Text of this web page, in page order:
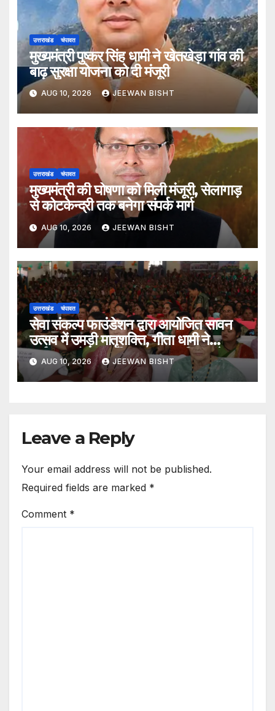
उत्तराखंड चंपावत
मुख्यमंत्री पुष्कर सिंह धामी ने खेतखेड़ा गांव की
बाढ़ सुरक्षा योजना को दी मंजूरी
AUG 10, 2026 JEEWAN BISHT
उत्तराखंड चंपावत
मुख्यमंत्री की घोषणा को मिली मंजूरी, सेलागाड़
से कोटकेन्द्री तक बनेगा संपर्क मार्ग
AUG 10, 2026 JEEWAN BISHT
उत्तराखंड चंपावत
सेवा संकल्प फाउंडेशन द्वारा आयोजित सावन
उत्सव में उमड़ी मातृशक्ति, गीता धामी ने
पर्यावरण और संस्कृति संरक्षण का दिया संदेश
AUG 10, 2026 JEEWAN BISHT
Leave a Reply
Your email address will not be published.
Required fields are marked *
Comment *